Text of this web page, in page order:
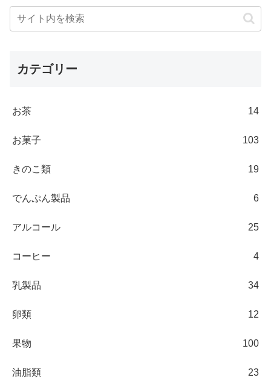
カテゴリー
お茶 14
お菓子 103
きのこ類 19
でんぷん製品 6
アルコール 25
コーヒー 4
乳製品 34
卵類 12
果物 100
油脂類 23